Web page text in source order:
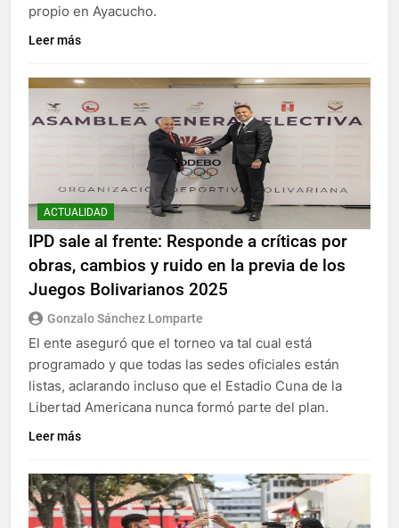
propio en Ayacucho.
Leer más
ACTUALIDAD
IPD sale al frente: Responde a críticas por
obras, cambios y ruido en la previa de los
Juegos Bolivarianos 2025
Gonzalo Sánchez Lomparte
El ente aseguró que el torneo va tal cual está
programado y que todas las sedes oficiales están
listas, aclarando incluso que el Estadio Cuna de la
Libertad Americana nunca formó parte del plan.
Leer más